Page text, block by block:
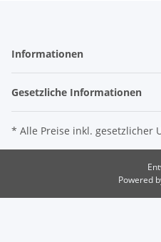
Informationen
Gesetzliche Informationen
* Alle Preise inkl. gesetzlicher
Powered